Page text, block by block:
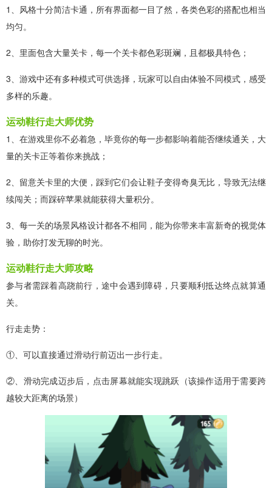
1、风格十分简洁卡通，所有界面都一目了然，各类色彩的搭配也相当
均匀。
2、里面包含大量关卡，每一个关卡都色彩斑斓，且都极具特色；
3、游戏中还有多种模式可供选择，玩家可以自由体验不同模式，感受
多样的乐趣。
运动鞋行走大师优势
1、在游戏里你不必着急，毕竟你的每一步都影响着能否继续通关，大
量的关卡正等着你来挑战；
2、留意关卡里的大便，踩到它们会让鞋子变得奇臭无比，导致无法继
续闯关；而踩碎苹果就能获得大量积分。
3、每一关的场景风格设计都各不相同，能为你带来丰富新奇的视觉体
验，助你打发无聊的时光。
运动鞋行走大师攻略
参与者需踩着高跷前行，途中会遇到障碍，只要顺利抵达终点就算通
关。
行走走势：
①、可以直接通过滑动行前迈出一步行走。
②、滑动完成迈步后，点击屏幕就能实现跳跃（该操作适用于需要跨
越较大距离的场景）